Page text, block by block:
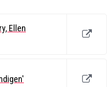
Ellen